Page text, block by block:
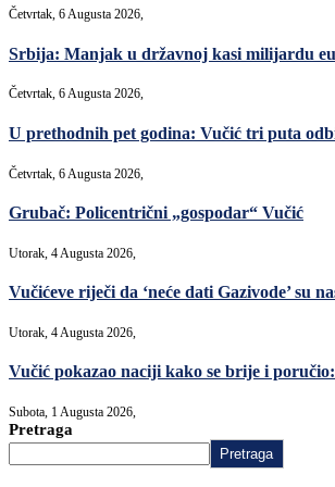
Četvrtak, 6 Augusta 2026,
Srbija: Manjak u državnoj kasi milijardu
Četvrtak, 6 Augusta 2026,
U prethodnih pet godina: Vučić tri puta
Četvrtak, 6 Augusta 2026,
Grubač: Policentrični „gospodar“ Vučić
Utorak, 4 Augusta 2026,
Vučićeve riječi da ‘neće dati Gazivode’ su
Utorak, 4 Augusta 2026,
Vučić pokazao naciji kako se brije i
Subota, 1 Augusta 2026,
Pretraga
Pretraga